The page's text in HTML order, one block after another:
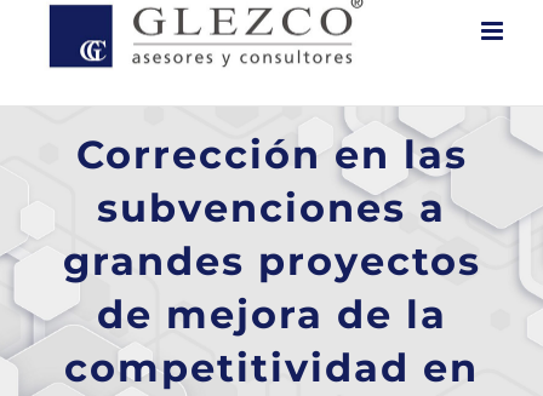
Corrección en las
subvenciones a
grandes proyectos
de mejora de la
competitividad en